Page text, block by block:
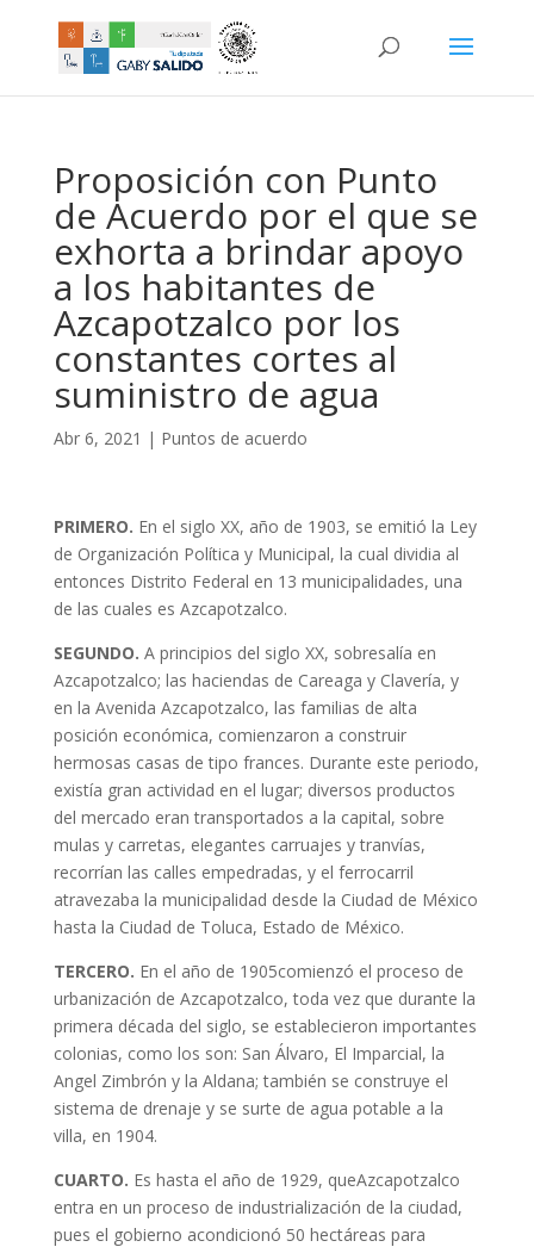
Proposición con Punto
de Acuerdo por el que se
exhorta a brindar apoyo
a los habitantes de
Azcapotzalco por los
constantes cortes al
suministro de agua
Abr 6, 2021 | Puntos de acuerdo
PRIMERO. En el siglo XX, año de 1903, se emitió la Ley
de Organización Política y Municipal, la cual dividia al
entonces Distrito Federal en 13 municipalidades, una
de las cuales es Azcapotzalco.
SEGUNDO. A principios del siglo XX, sobresalía en
Azcapotzalco; las haciendas de Careaga y Clavería, y
en la Avenida Azcapotzalco, las familias de alta
posición económica, comienzaron a construir
hermosas casas de tipo frances. Durante este periodo,
existía gran actividad en el lugar; diversos productos
del mercado eran transportados a la capital, sobre
mulas y carretas, elegantes carruajes y tranvías,
recorrían las calles empedradas, y el ferrocarril
atravezaba la municipalidad desde la Ciudad de México
hasta la Ciudad de Toluca, Estado de México.
TERCERO. En el año de 1905comienzó el proceso de
urbanización de Azcapotzalco, toda vez que durante la
primera década del siglo, se establecieron importantes
colonias, como los son: San Álvaro, El Imparcial, la
Angel Zimbrón y la Aldana; también se construye el
sistema de drenaje y se surte de agua potable a la
villa, en 1904.
CUARTO. Es hasta el año de 1929, queAzcapotzalco
entra en un proceso de industrialización de la ciudad,
pues el gobierno acondicionó 50 hectáreas para